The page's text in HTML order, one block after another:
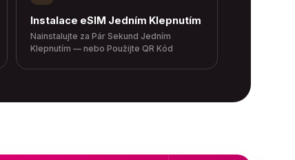
Instalace eSIM Jedním Klepnutím
Nainstalujte za Pár Sekund Jedním
Klepnutím — nebo Použijte QR Kód